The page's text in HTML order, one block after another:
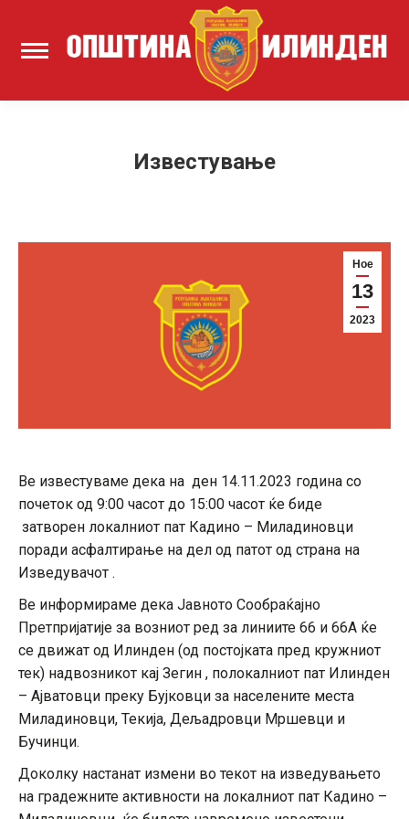
Известување
Ное
13
2023
Ве известуваме дека на ден 14.11.2023 година со
почеток од 9:00 часот до 15:00 часот ќе биде
затворен локалниот пат Кадино – Миладиновци
поради асфалтирање на дел од патот од страна на
Изведувачот .
Ве информираме дека Јавното Сообраќајно
Претпријатије за возниот ред за линиите 66 и 66А ќе
се движат од Илинден (од постојката пред кружниот
тек) надвозникот кај Зегин , полокалниот пат Илинден
– Ајватовци преку Бујковци за населените места
Миладиновци, Текија, Дељадровци Мршевци и
Бучинци.
Доколку настанат измени во текот на изведувањето
на градежните активности на локалниот пат Кадино –